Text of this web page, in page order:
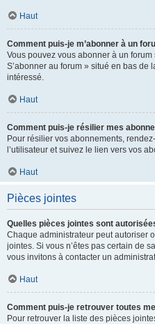
Haut
Comment puis-je m’abonner à un
Vous pouvez vous abonner à un
S’abonner au forum » situé en bas de
intéressé.
Haut
Comment puis-je résilier mes
Pour résilier vos abonnements,
l’utilisateur et suivez le lien vers vos
Haut
Pièces jointes
Quelles pièces jointes sont
Chaque administrateur peut autoriser
jointes. Si vous n’êtes pas certain de
vous invitons à contacter un
Haut
Comment puis-je retrouver toutes
Pour retrouver la liste des pièces